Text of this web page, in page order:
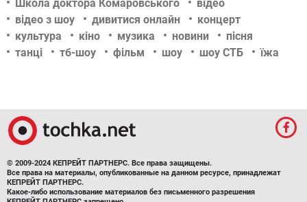
Школа доктора Комаровського
відео
відео з шоу
дивитися онлайн
концерт
культура
кіно музика новини
пісня
танці
тб-шоу фільм шоу шоу СТБ їжа
© 2009-2024 КЕПРЕЙТ ПАРТНЕРС. Все права защищены.
Все права на материалы, опубликованные на данном ресурсе, принадлежат
КЕПРЕЙТ ПАРТНЕРС.
Какое-либо использование материалов без письменного разрешения